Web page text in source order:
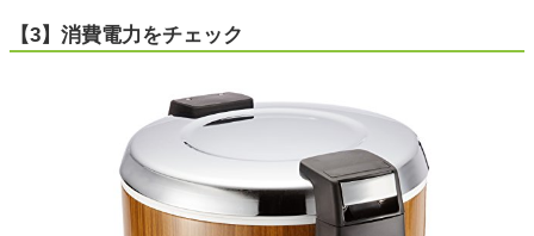
【3】消費電力をチェック